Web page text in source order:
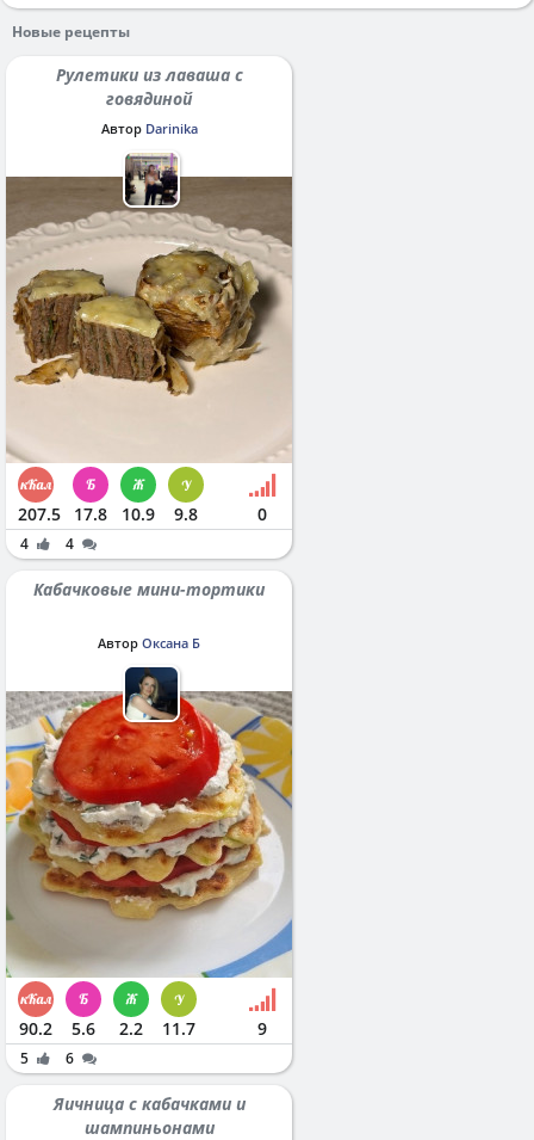
Новые рецепты
Рулетики из лаваша с
говядиной
Автор Darinika
207.5 17.8 10.9 9.8 0
4 4
Кабачковые мини-тортики
Автор Оксана Б
90.2 5.6 2.2 11.7 9
5 6
Яичница с кабачками и
шампиньонами